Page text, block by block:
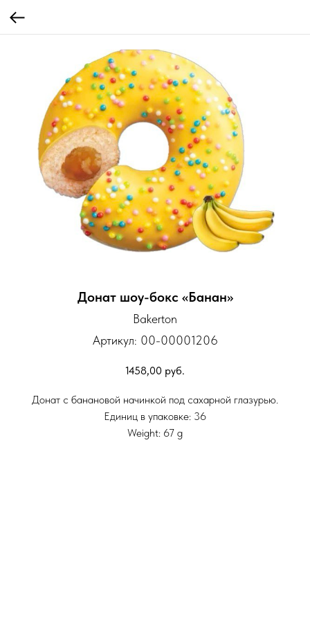
Донат шоу-бокс «Банан»
Bakerton
Артикул: 00-00001206
1458,00 руб.
Донат с банановой начинкой под сахарной глазурью.
Единиц в упаковке: 36
Weight: 67 g